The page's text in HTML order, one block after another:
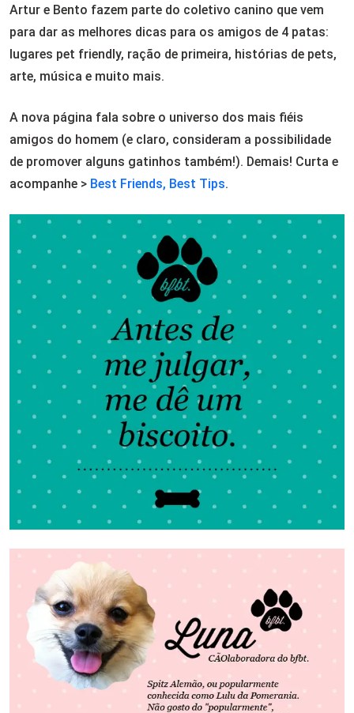
Artur e Bento fazem parte do coletivo canino que vem
para dar as melhores dicas para os amigos de 4 patas:
lugares pet friendly, ração de primeira, histórias de pets,
arte, música e muito mais.
A nova página fala sobre o universo dos mais fiéis
amigos do homem (e claro, consideram a possibilidade
de promover alguns gatinhos também!). Demais! Curta e
acompanhe > Best Friends, Best Tips.